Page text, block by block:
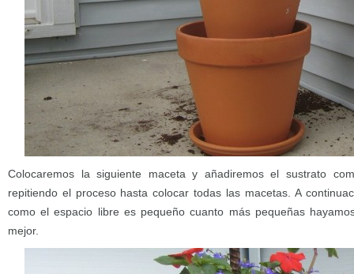
Colocaremos la siguiente maceta y añadiremos el sustrato
repitiendo el proceso hasta colocar todas las macetas. A
como el espacio libre es pequeño cuanto más pequeñas
mejor.